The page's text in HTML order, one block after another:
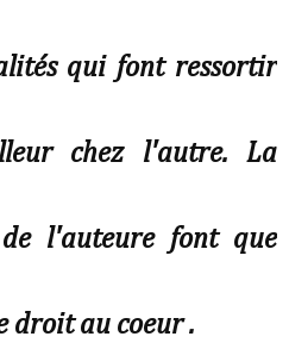
qui font ressortir
chez l'autre. La
de l'auteure font que
droit au coeur .